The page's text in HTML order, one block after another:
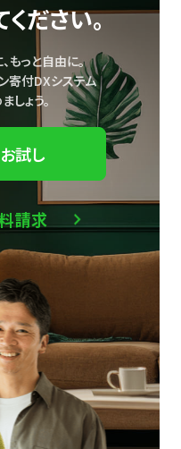
ださい。
もっと自由に。
寄付DXシステム
しょう。
試し
請求